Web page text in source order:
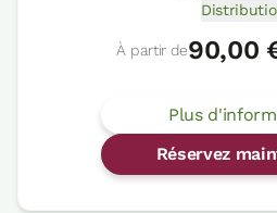
À partir de90,00
Plus
Réservez